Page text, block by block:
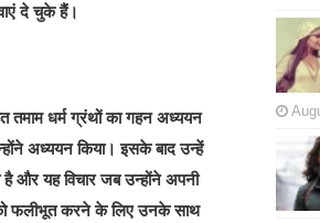
दे चुके हैं।
तमाम धर्म ग्रंथों का गहन अध्ययन
अध्ययन किया। इसके बाद उन्हें
और यह विचार जब उन्होंने अपनी
फलीभूत करने के लिए उनके साथ